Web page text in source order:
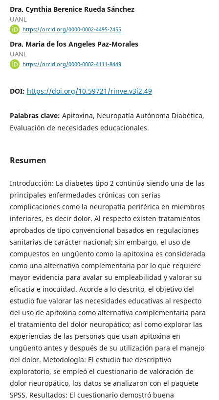
Dra. Cynthia Berenice Rueda Sánchez
UANL
https://orcid.org/0000-0002-4495-2455
Dra. Maria de los Angeles Paz-Morales
UANL
https://orcid.org/0000-0002-4111-8449
DOI: https://doi.org/10.59721/rinve.v3i2.49
Palabras clave: Apitoxina, Neuropatía Autónoma Diabética,
Evaluación de necesidades educacionales.
Resumen
Introducción: La diabetes tipo 2 continúa siendo una de las
principales enfermedades crónicas con serias
complicaciones como la neuropatía periférica en miembros
inferiores, es decir dolor. Al respecto existen tratamientos
aprobados de tipo convencional basados en regulaciones
sanitarias de carácter nacional; sin embargo, el uso de
compuestos en ungüento como la apitoxina es considerada
como una alternativa complementaria por lo que requiere
mayor evidencia para avalar su empleabilidad y valorar su
eficacia e inocuidad. Acorde a lo descrito, el objetivo del
estudio fue valorar las necesidades educativas al respecto
del uso de apitoxina como alternativa complementaria para
el tratamiento del dolor neuropático; así como explorar las
experiencias de las personas que usan apitoxina en
ungüento antes y después de su utilización para el manejo
del dolor. Metodología: El estudio fue descriptivo
exploratorio, se empleó el cuestionario de valoración de
dolor neuropático, los datos se analizaron con el paquete
SPSS. Resultados: El cuestionario demostró buena